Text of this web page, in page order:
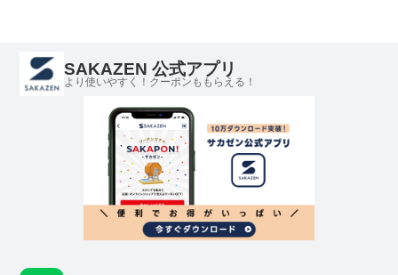
SAKAZEN 公式アプリ
より使いやすく！クーポンももらえる！